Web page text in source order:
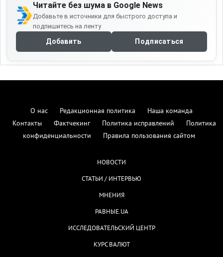
Читайте без шума в Google News
Добавьте в источники для быстрого доступа и
подпишитесь на ленту
Добавить Подписаться
О нас Редакционная политика
Наша команда
Контакты
Фактчекинг Политика исправлений
Политика
конфиденциальности
Правила пользования сайтом
НОВОСТИ
СТАТЬИ / ИНТЕРВЬЮ
МНЕНИЯ
РАВНЫЕ.UA
ИССЛЕДОВАТЕЛЬСКИЙ ЦЕНТР
КУРС ВАЛЮТ